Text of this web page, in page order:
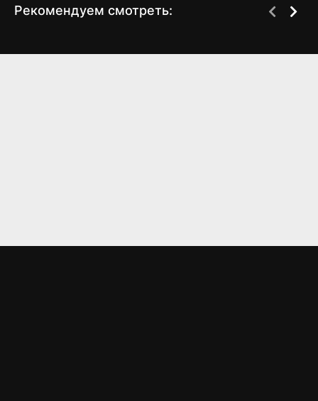
Рекомендуем смотреть: